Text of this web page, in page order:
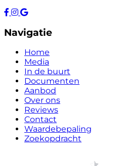
Navigatie
Home
Media
In de buurt
Documenten
Aanbod
Over ons
Reviews
Contact
Waardebepaling
Zoekopdracht